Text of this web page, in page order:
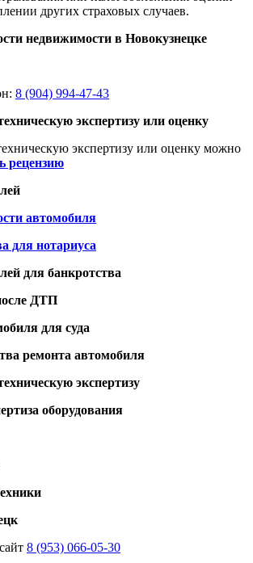
других страховых случаев.
недвижимости в Новокузнецке
8 (904) 994-47-43
экспертизу или оценку
экспертизу или оценку можно
рецензию
автомобиля
для нотариуса
для банкротства
ДТП
для суда
ремонта автомобиля
экспертизу
оборудования
8 (953) 066-05-30